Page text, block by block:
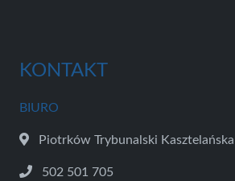
KONTAKT
BIURO
Piotrków Trybunalski
502 501 705